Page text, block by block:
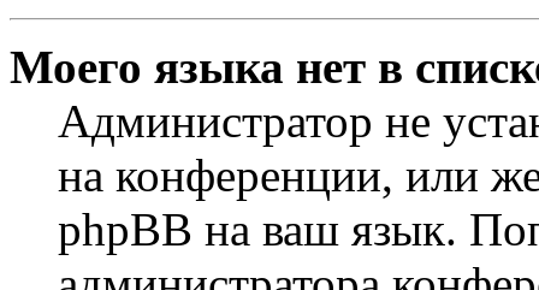
Моего языка нет в
Администратор не
на конференции, или
phpBB на ваш язык.